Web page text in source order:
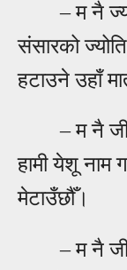
–म नै
संसारको
हटाउने उहाँ
–म नै
हामी येशू नाम
मेटाउँछौँ।
–म नै